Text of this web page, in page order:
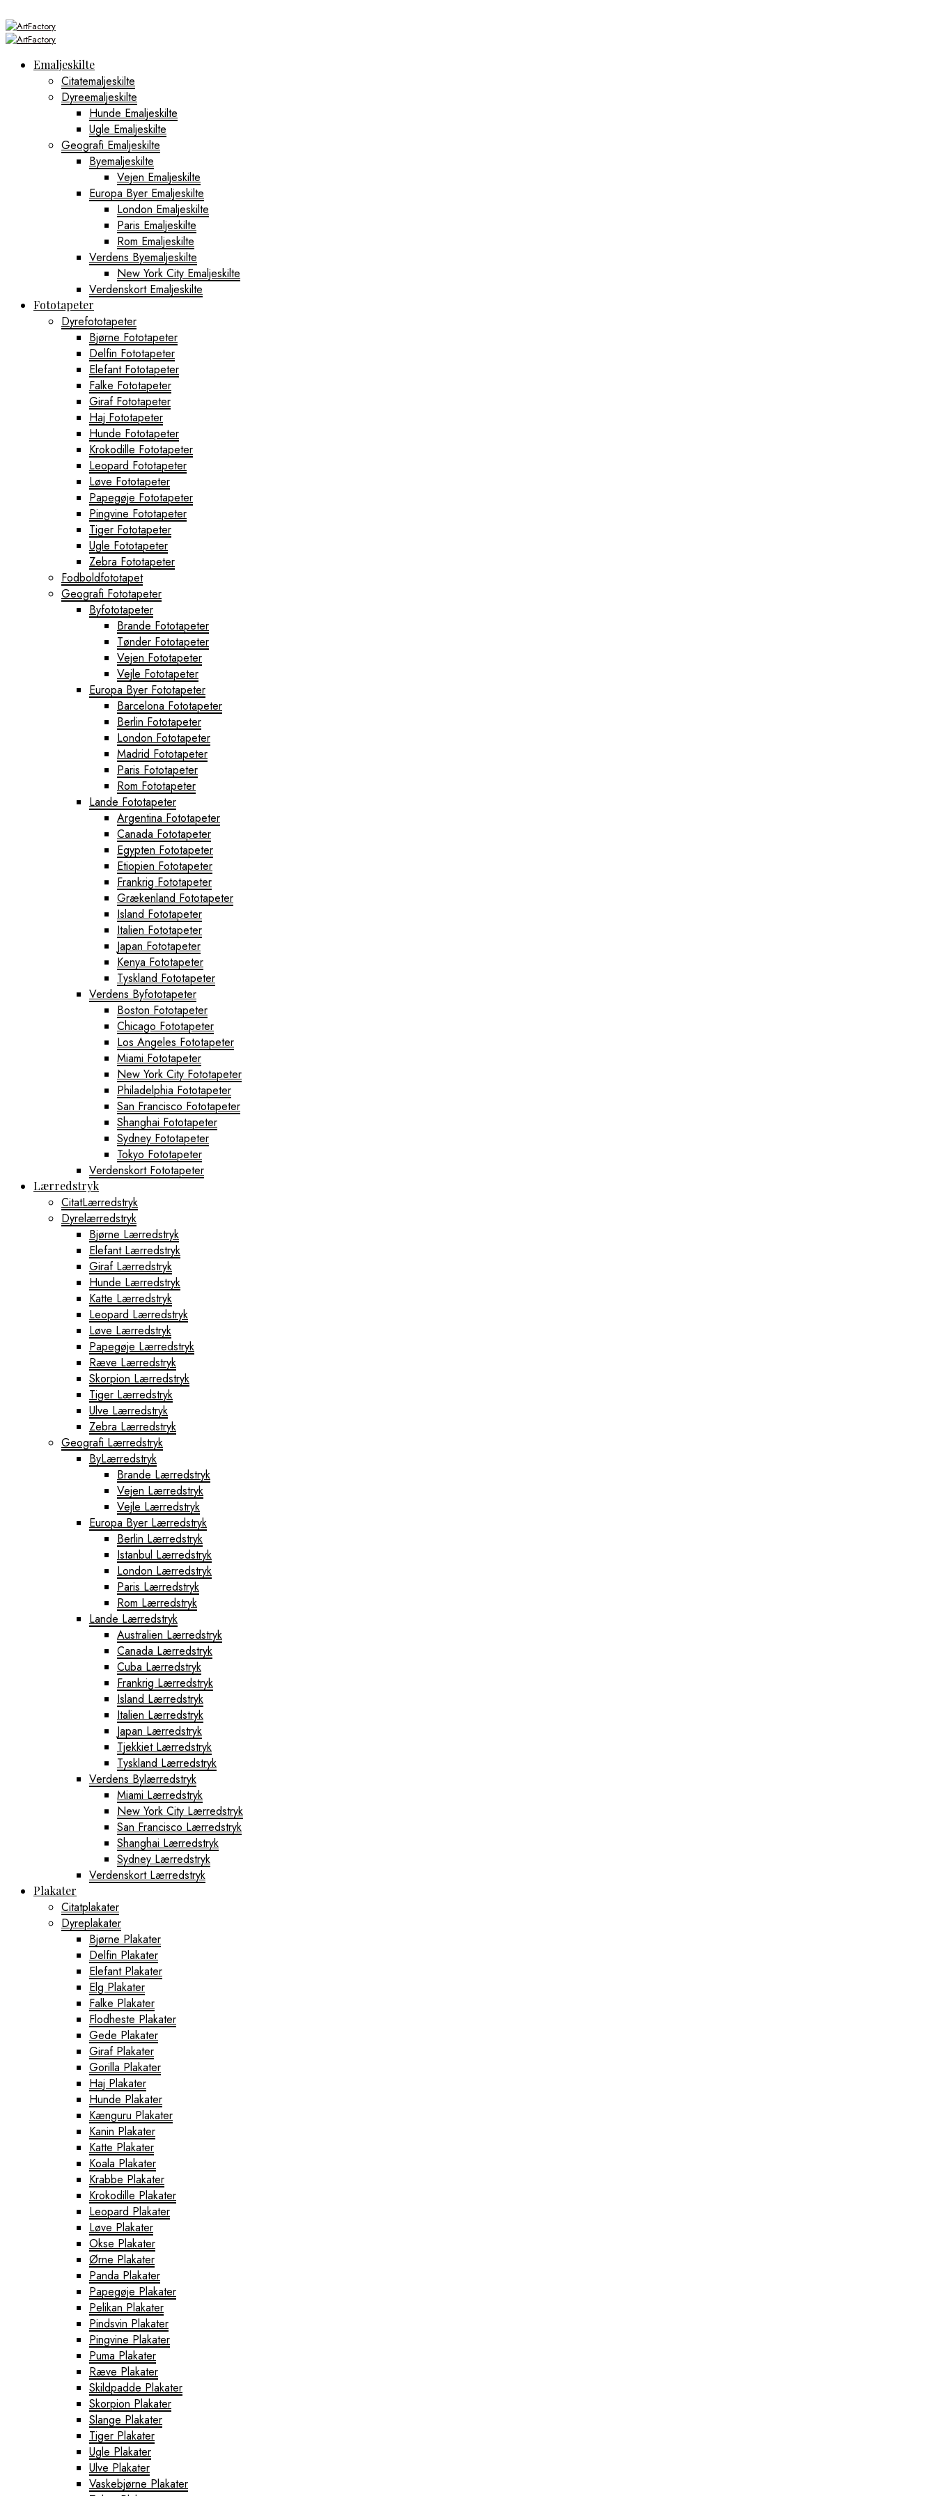
Emaljeskilte
Citatemaljeskilte
Dyreemaljeskilte
Hunde Emaljeskilte
Ugle Emaljeskilte
Geografi Emaljeskilte
Byemaljeskilte
Vejen Emaljeskilte
Europa Byer Emaljeskilte
London Emaljeskilte
Paris Emaljeskilte
Rom Emaljeskilte
Verdens Byemaljeskilte
New York City Emaljeskilte
Verdenskort Emaljeskilte
Fototapeter
Dyrefototapeter
Bjørne Fototapeter
Delfin Fototapeter
Elefant Fototapeter
Falke Fototapeter
Giraf Fototapeter
Haj Fototapeter
Hunde Fototapeter
Krokodille Fototapeter
Leopard Fototapeter
Løve Fototapeter
Papegøje Fototapeter
Pingvine Fototapeter
Tiger Fototapeter
Ugle Fototapeter
Zebra Fototapeter
Fodboldfototapet
Geografi Fototapeter
Byfototapeter
Brande Fototapeter
Tønder Fototapeter
Vejen Fototapeter
Vejle Fototapeter
Europa Byer Fototapeter
Barcelona Fototapeter
Berlin Fototapeter
London Fototapeter
Madrid Fototapeter
Paris Fototapeter
Rom Fototapeter
Lande Fototapeter
Argentina Fototapeter
Canada Fototapeter
Egypten Fototapeter
Etiopien Fototapeter
Frankrig Fototapeter
Grækenland Fototapeter
Island Fototapeter
Italien Fototapeter
Japan Fototapeter
Kenya Fototapeter
Tyskland Fototapeter
Verdens Byfototapeter
Boston Fototapeter
Chicago Fototapeter
Los Angeles Fototapeter
Miami Fototapeter
New York City Fototapeter
Philadelphia Fototapeter
San Francisco Fototapeter
Shanghai Fototapeter
Sydney Fototapeter
Tokyo Fototapeter
Verdenskort Fototapeter
Lærredstryk
CitatLærredstryk
Dyrelærredstryk
Bjørne Lærredstryk
Elefant Lærredstryk
Giraf Lærredstryk
Hunde Lærredstryk
Katte Lærredstryk
Leopard Lærredstryk
Løve Lærredstryk
Papegøje Lærredstryk
Ræve Lærredstryk
Skorpion Lærredstryk
Tiger Lærredstryk
Ulve Lærredstryk
Zebra Lærredstryk
Geografi Lærredstryk
ByLærredstryk
Brande Lærredstryk
Vejen Lærredstryk
Vejle Lærredstryk
Europa Byer Lærredstryk
Berlin Lærredstryk
Istanbul Lærredstryk
London Lærredstryk
Paris Lærredstryk
Rom Lærredstryk
Lande Lærredstryk
Australien Lærredstryk
Canada Lærredstryk
Cuba Lærredstryk
Frankrig Lærredstryk
Island Lærredstryk
Italien Lærredstryk
Japan Lærredstryk
Tjekkiet Lærredstryk
Tyskland Lærredstryk
Verdens Bylærredstryk
Miami Lærredstryk
New York City Lærredstryk
San Francisco Lærredstryk
Shanghai Lærredstryk
Sydney Lærredstryk
Verdenskort Lærredstryk
Plakater
Citatplakater
Dyreplakater
Bjørne Plakater
Delfin Plakater
Elefant Plakater
Elg Plakater
Falke Plakater
Flodheste Plakater
Gede Plakater
Giraf Plakater
Gorilla Plakater
Haj Plakater
Hunde Plakater
Kænguru Plakater
Kanin Plakater
Katte Plakater
Koala Plakater
Krabbe Plakater
Krokodille Plakater
Leopard Plakater
Løve Plakater
Okse Plakater
Ørne Plakater
Panda Plakater
Papegøje Plakater
Pelikan Plakater
Pindsvin Plakater
Pingvine Plakater
Puma Plakater
Ræve Plakater
Skildpadde Plakater
Skorpion Plakater
Slange Plakater
Tiger Plakater
Ugle Plakater
Ulve Plakater
Vaskebjørne Plakater